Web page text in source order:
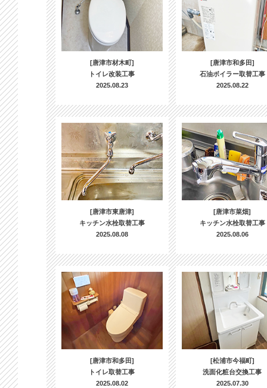
[唐津市材木町]
トイレ改装工事
2025.08.23
[唐津市和多田]
石油ボイラー取替工事
2025.08.22
[唐津市東唐津]
キッチン水栓取替工事
2025.08.08
[唐津市菜畑]
キッチン水栓取替工事
2025.08.06
[唐津市和多田]
トイレ取替工事
2025.08.02
[松浦市今福町]
洗面化粧台交換工事
2025.07.30